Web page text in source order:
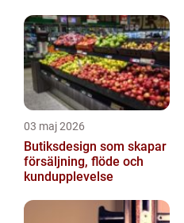
03 maj 2026
Butiksdesign som skapar
försäljning, flöde och
kundupplevelse